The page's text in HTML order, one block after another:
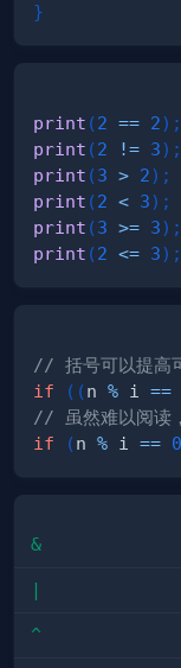
}
print (2 == 2) ;
print (2 != 3) ;
print (3 > 2) ;
print (2 < 3) ;
print (3 >= 3) ;
print (2 <= 3) ;
// 括号可以提高
if
( (n % i ==
// 虽然难以阅读
if
(n % i == 0
&
|
^